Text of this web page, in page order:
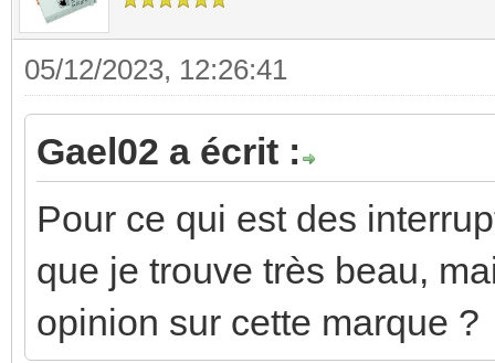
05/12/2023, 12:26:41
Gael02 a écrit :
Pour ce qui est des
que je trouve très beau,
opinion sur cette marque ?